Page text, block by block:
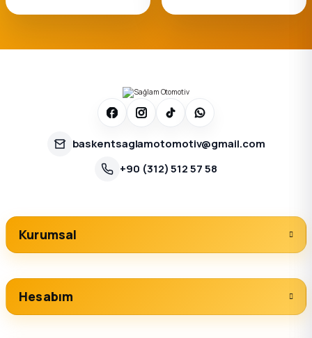
baskentsaglamotomotiv@gmail.com
+90 (312) 512 57 58
Kurumsal
Hesabım